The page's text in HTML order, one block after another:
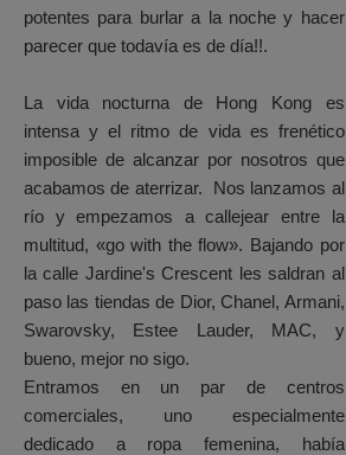
potentes para burlar a la noche y hacer
parecer que todavía es de día!!.
La vida nocturna de Hong Kong es
intensa y el ritmo de vida es frenético
imposible de alcanzar por nosotros que
acabamos de aterrizar. Nos lanzamos al
río y empezamos a callejear entre la
multitud, «go with the flow». Bajando por
la calle Jardine's Crescent les saldran al
paso las tiendas de Dior, Chanel, Armani,
Swarovsky, Estee Lauder, MAC, y
bueno, mejor no sigo.
Entramos en un par de centros
comerciales, uno especialmente
dedicado a ropa femenina, había